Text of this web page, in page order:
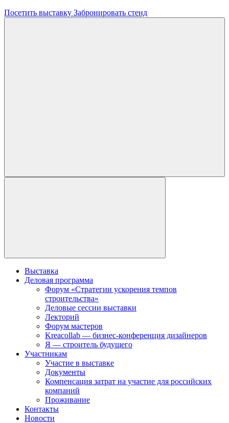
Посетить выставку Забронировать стенд
Выставка
Деловая программа
Форум «Стратегии ускорения темпов
строительства»
Деловые сессии выставки
Лекторий
Форум мастеров
Kreacollab — бизнес-конференция дизайнеров
Я — строитель будущего
Участникам
Участие в выставке
Документы
Компенсация затрат на участие для российских
компаний
Проживание
Контакты
Новости